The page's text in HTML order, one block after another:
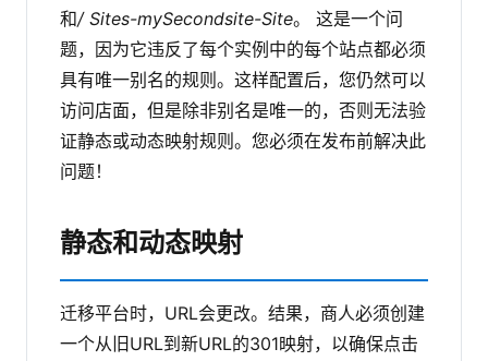
和/ Sites-mySecondsite-Site。
这是一个问
题，因为它违反了每个实例中的每个站点都必须
具有唯一别名的规则。这样配置后，您仍然可以
访问店面，但是除非别名是唯一的，否则无法验
证静态或动态映射规则。您必须在发布前解决此
问题！
静态和动态映射
迁移平台时，URL会更改。结果，商人必须创建
一个从旧URL到新URL的301映射，以确保点击